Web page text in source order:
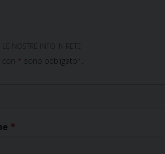
LE NOSTRE INFO IN RETE
con * sono obbligatori.
*